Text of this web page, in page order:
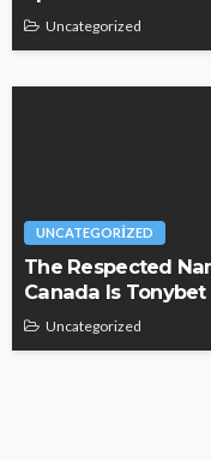
Uncategorized
UNCATEGORIZED
The Respected
Canada Is Tonybet
Uncategorized